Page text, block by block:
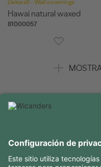
Dekwall - Wall coverings
Hawai natural waxed
81000057